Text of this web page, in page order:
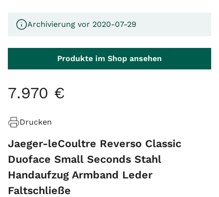
Archivierung vor 2020-07-29
Produkte im Shop ansehen
7.970 €
Drucken
Jaeger-leCoultre Reverso Classic
Duoface Small Seconds Stahl
Handaufzug Armband Leder
Faltschließe